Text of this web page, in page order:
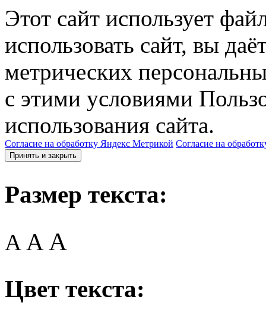
Этот сайт использует
использовать сайт, вы
метрических
с этими условиями
использования сайта.
Согласие на обработку Яндекс Метрикой Согласие на
Принять и закрыть
Размер текста:
A AA
Цвет текста: